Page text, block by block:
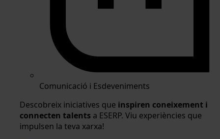
Comunicació i Esdeveniments
Descobreix iniciatives que inspiren coneixement i
connecten talents a ESERP. Viu experiències que
impulsen la teva xarxa!